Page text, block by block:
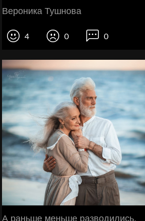
Вероника Тушнова
4 0 0
А раньше меньше разводились,